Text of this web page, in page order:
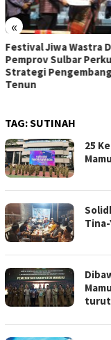
«
Festival Jiwa Wastra
Pemprov Sulbar
Strategi
Tenun
TAG:SUTINAH
25
turut